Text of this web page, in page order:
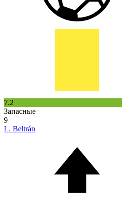
7.2
Запасные
9
L. Beltrán